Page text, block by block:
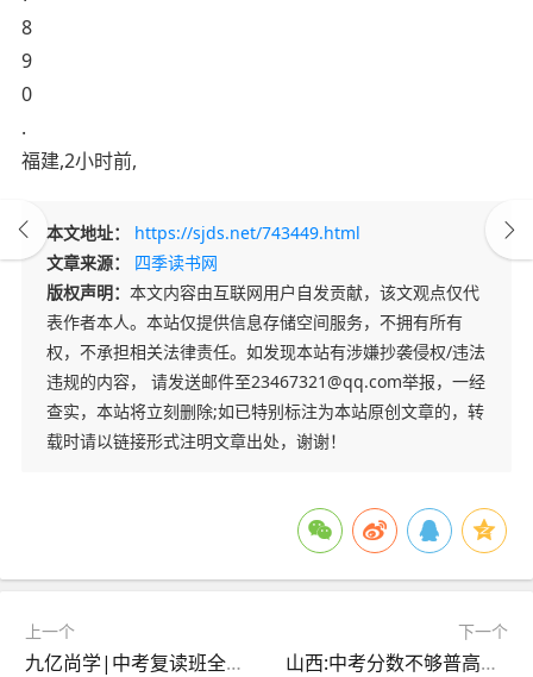
8
9
0
.
福建,2小时前,
本文地址：
https://sjds.net/743449.html
文章来源：
四季读书网
版权声明： 本文内容由互联网用户自发贡献，该文观点仅代
表作者本人。本站仅提供信息存储空间服务，不拥有所有
权，不承担相关法律责任。如发现本站有涉嫌抄袭侵权/违法
违规的内容， 请发送邮件至23467321@qq.com举报，一经
查实，本站将立刻删除;如已特别标注为本站原创文章的，转
载时请以链接形式注明文章出处，谢谢！
上一个
九亿尚学|中考复读班全面招募!校区坐落太原市区,全封闭 / 走读模式任意选.15人精品小班,名师梳理薄弱环节,巩固学识冲刺佳绩!
下一个
山西:中考分数不够普高线,选复读还是读职中(中专)?